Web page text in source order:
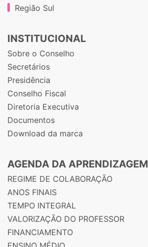
Região Sul
INSTITUCIONAL
Sobre o Conselho
Secretários
Presidência
Conselho Fiscal
Diretoria Executiva
Documentos
Download da marca
AGENDA DA APRENDIZAGEM
REGIME DE COLABORAÇÃO
ANOS FINAIS
TEMPO INTEGRAL
VALORIZAÇÃO DO PROFESSOR
FINANCIAMENTO